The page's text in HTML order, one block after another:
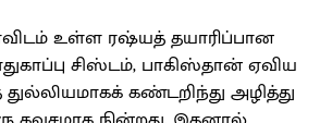
உள்ள ரஷ்யத் தயாரிப்பான
சிஸ்டம், பாகிஸ்தான் ஏவிய
கண்டறிந்து அழித்து